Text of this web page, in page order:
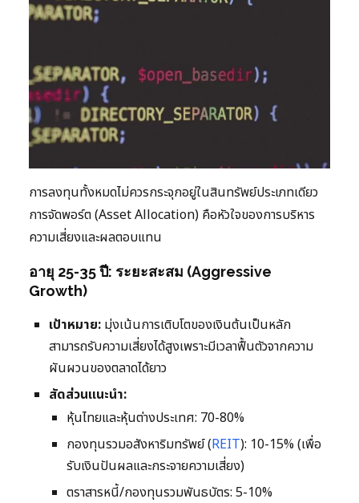
การลงทุนทั้งหมดไม่ควรกระจุกอยู่ในสินทรัพย์ประเภทเดียว
การจัดพอร์ต (Asset Allocation) คือหัวใจของการบริหาร
ความเสี่ยงและผลตอบแทน
อายุ 25-35 ปี: ระยะสะสม (Aggressive
Growth)
เป้าหมาย: มุ่งเน้นการเติบโตของเงินต้นเป็นหลัก
สามารถรับความเสี่ยงได้สูงเพราะมีเวลาฟื้นตัวจากความ
ผันผวนของตลาดได้ยาว
สัดส่วนแนะนำ:
หุ้นไทยและหุ้นต่างประเทศ: 70-80%
กองทุนรวมอสังหาริมทรัพย์ (REIT): 10-15% (เพื่อ
รับเงินปันผลและกระจายความเสี่ยง)
ตราสารหนี้/กองทุนรวมพันธบัตร: 5-10%